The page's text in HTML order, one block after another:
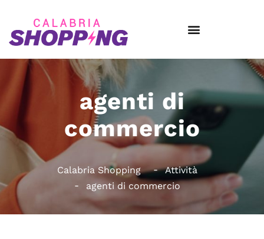
agenti di
commercio
Calabria Shopping
Attività
agenti di commercio